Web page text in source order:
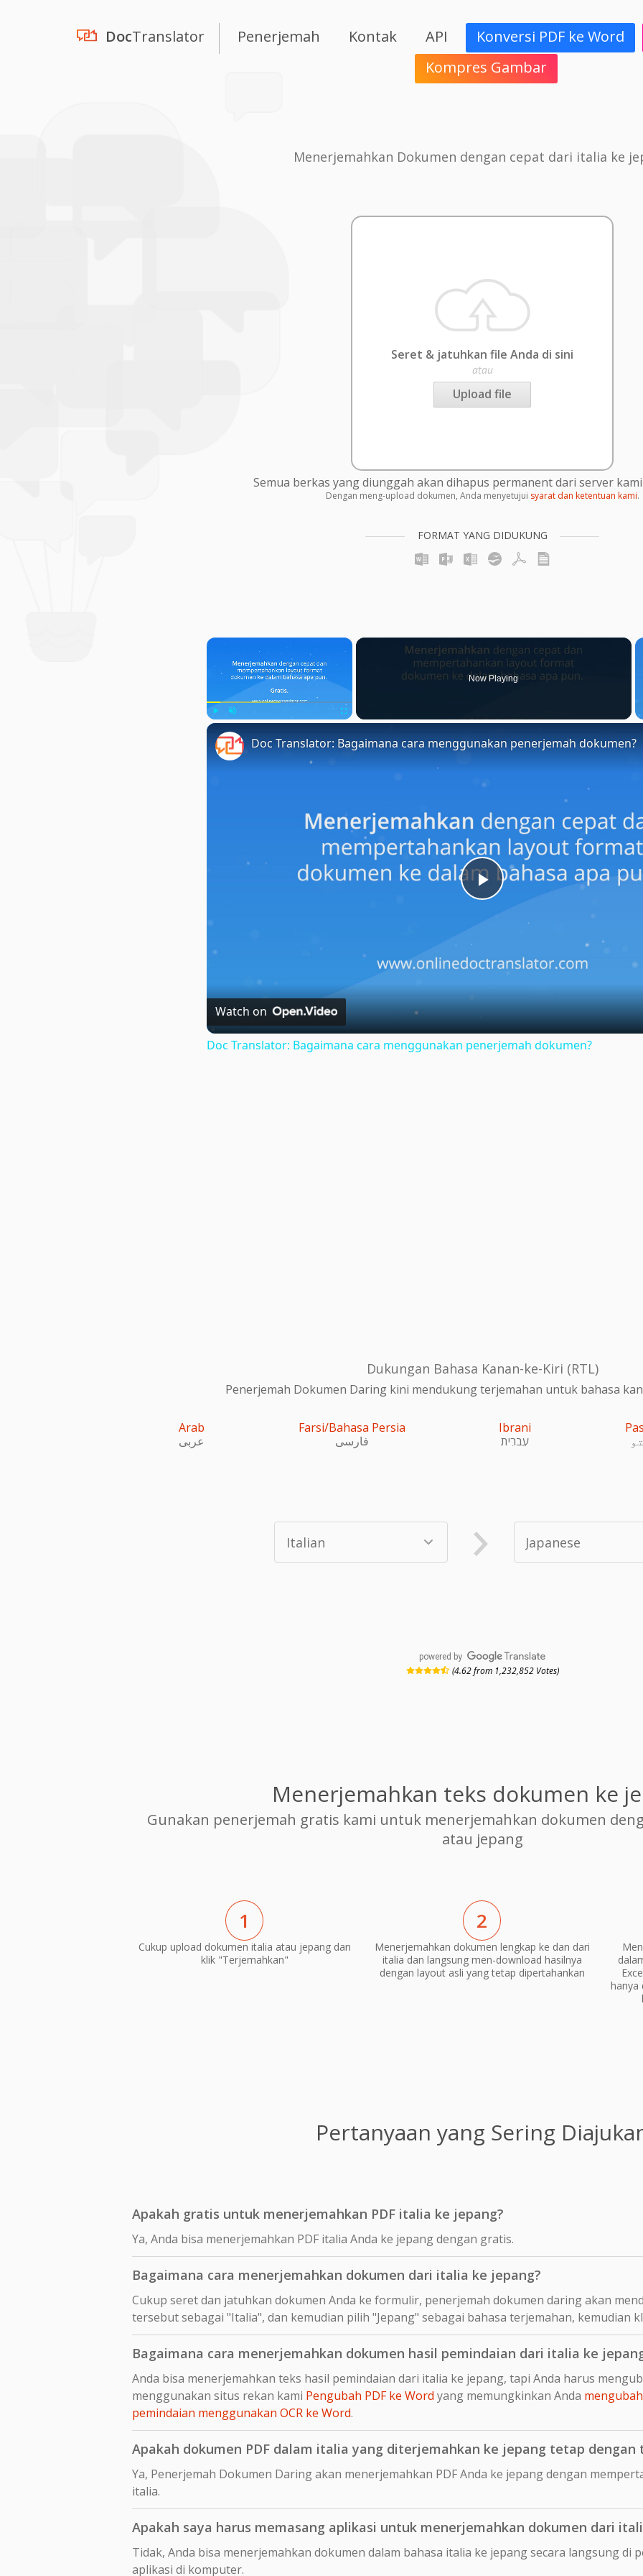
DocTranslator Penerjemah Kontak API
Konversi PDF ke Word
Kompres Gambar
Menerjemahkan Dokumen dengan cepat dari italia ke
Seret & jatuhkan file Anda di sini
atau
Upload file
Semua berkas yang diunggah akan dihapus permanent dari server
Dengan meng-upload dokumen, Anda menyetujui syarat dan ketentuan kami.
FORMAT YANG DIDUKUNG
×
Now Playing
Play
Doc Translator: Bagaimana cara menggunakan penerjemah dokumen?
Watch on
Doc Translator: Bagaimana cara menggunakan penerjemah dokumen?
Dukungan Bahasa Kanan-ke-Kiri (RTL)
Penerjemah Dokumen Daring kini mendukung terjemahan untuk bahasa
Arab
عربى
Farsi/Bahasa Persia
فارسی
Ibrani
עִברִית
powered by
(4.62 from 1,232,852 Votes)
Menerjemahkan teks dokumen ke
Gunakan penerjemah gratis kami untuk menerjemahkan dokumen
atau jepang
1
Cukup upload dokumen italia atau jepang dan
klik "Terjemahkan"
2
Menerjemahkan dokumen lengkap ke dan dari
italia dan langsung men-download hasilnya
dengan layout asli yang tetap dipertahankan
hanya
Pertanyaan yang Sering
Apakah gratis untuk menerjemahkan PDF italia ke jepang?
Ya, Anda bisa menerjemahkan PDF italia Anda ke jepang dengan gratis.
Bagaimana cara menerjemahkan dokumen dari italia ke jepang?
Cukup seret dan jatuhkan dokumen Anda ke formulir, penerjemah dokumen daring akan
tersebut sebagai "Italia", dan kemudian pilih "Jepang" sebagai bahasa terjemahan, kemudian
Bagaimana cara menerjemahkan dokumen hasil pemindaian dari italia ke
Anda bisa menerjemahkan teks hasil pemindaian dari italia ke jepang, tapi Anda harus
menggunakan situs rekan kami Pengubah PDF ke Word yang memungkinkan Anda
pemindaian menggunakan OCR ke Word.
Apakah dokumen PDF dalam italia yang diterjemahkan ke jepang tetap
Ya, Penerjemah Dokumen Daring akan menerjemahkan PDF Anda ke jepang dengan
italia.
Apakah saya harus memasang aplikasi untuk menerjemahkan dokumen dari
Tidak, Anda bisa menerjemahkan dokumen dalam bahasa italia ke jepang secara langsung di
aplikasi di komputer.